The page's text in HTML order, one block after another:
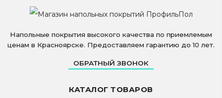
Напольные покрытия высокого качества по приемлемым
ценам в Красноярске. Предоставляем гарантию до 10 лет.
ОБРАТНЫЙ ЗВОНОК
КАТАЛОГ ТОВАРОВ